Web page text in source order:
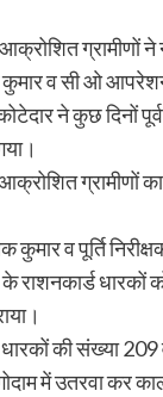
ग्रामीणों ने
व सी ओ
ने कुछ दिनों
ग्रामीणों
कुमार व पूर्ति
राशनकार्ड धारकों
की संख्या
में उतरवा कर